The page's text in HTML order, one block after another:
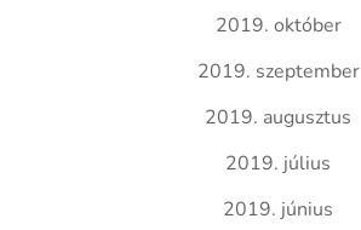
2019. október
2019. szeptember
2019. augusztus
2019. július
2019. június